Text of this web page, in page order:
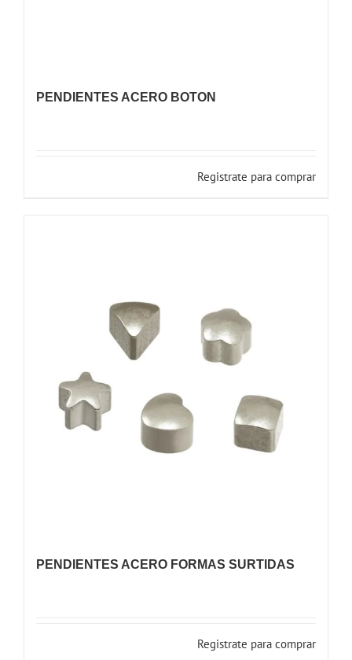
PENDIENTES ACERO BOTON
Registrate para comprar
PENDIENTES ACERO FORMAS SURTIDAS
Registrate para comprar